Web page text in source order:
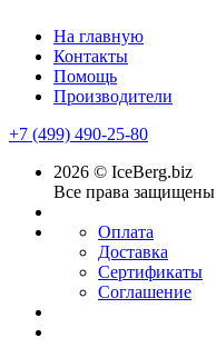
На главную
Контакты
Помощь
Производители
+7 (499) 490-25-80
2026 © IceBerg.biz
Все права защищены
Оплата
Доставка
Сертификаты
Соглашение